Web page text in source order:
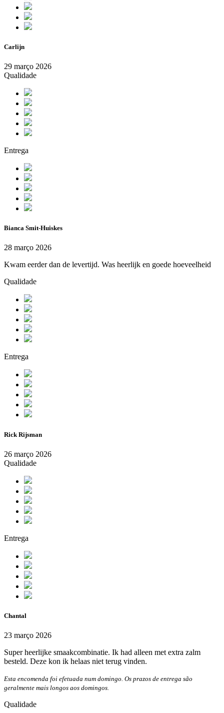
Carlijn
29 março 2026
Qualidade
Entrega
Bianca Smit-Huiskes
28 março 2026
Kwam eerder dan de levertijd. Was heerlijk en goede hoeveelheid
Qualidade
Entrega
Rick Rijsman
26 março 2026
Qualidade
Entrega
Chantal
23 março 2026
Super heerlijke smaakcombinatie. Ik had alleen met extra zalm
besteld. Deze kon ik helaas niet terug vinden.
Esta encomenda foi efetuada num domingo. Os prazos de entrega são
geralmente mais longos aos domingos.
Qualidade